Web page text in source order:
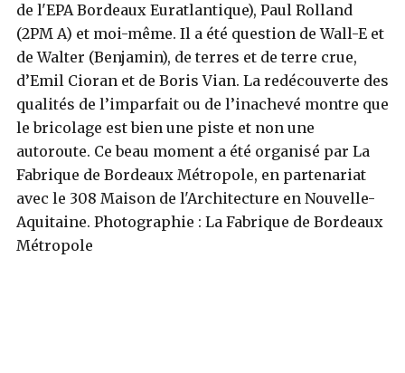
de l'EPA Bordeaux Euratlantique), Paul Rolland
(2PM A) et moi-même. Il a été question de Wall-E et
de Walter (Benjamin), de terres et de terre crue,
d’Emil Cioran et de Boris Vian. La redécouverte des
qualités de l’imparfait ou de l’inachevé montre que
le bricolage est bien une piste et non une
autoroute. Ce beau moment a été organisé par La
Fabrique de Bordeaux Métropole, en partenariat
avec le 308 Maison de l'Architecture en Nouvelle-
Aquitaine. Photographie : La Fabrique de Bordeaux
Métropole